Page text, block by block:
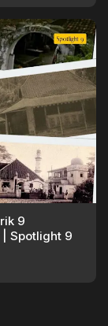
9
| Spotlight 9